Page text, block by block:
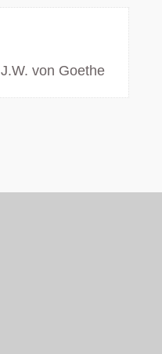
J.W. von Goethe